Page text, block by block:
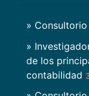
»
»
de los
contabilidad